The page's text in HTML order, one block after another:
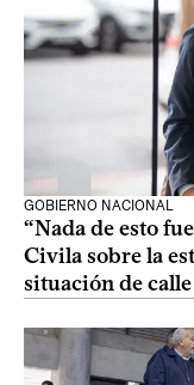
GOBIERNO NACIONAL
“Nada de esto
Civila sobre la
situación de calle